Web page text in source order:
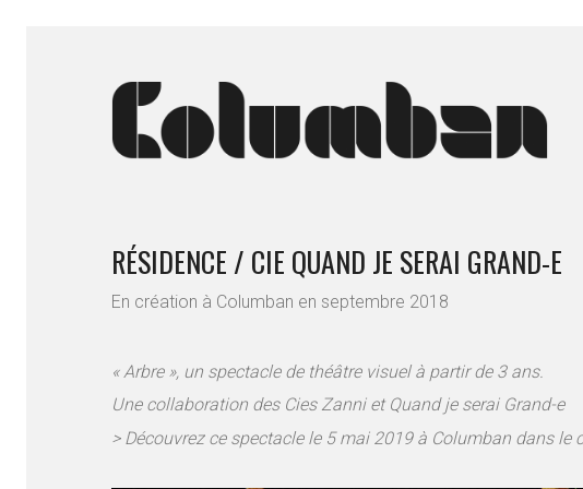
RÉSIDENCE / CIE QUAND JE SERAI GRAND-E
En création à Columban en septembre 2018
« Arbre », un spectacle de théâtre visuel à partir de 3 ans.
Une collaboration des Cies Zanni et Quand je serai Grand-e
> Découvrez ce spectacle le 5 mai 2019 à Columban dans le